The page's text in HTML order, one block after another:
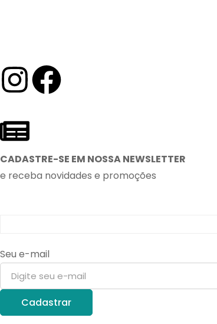
CADASTRE-SE EM NOSSA NEWSLETTER
e receba novidades e promoções
Seu e-mail